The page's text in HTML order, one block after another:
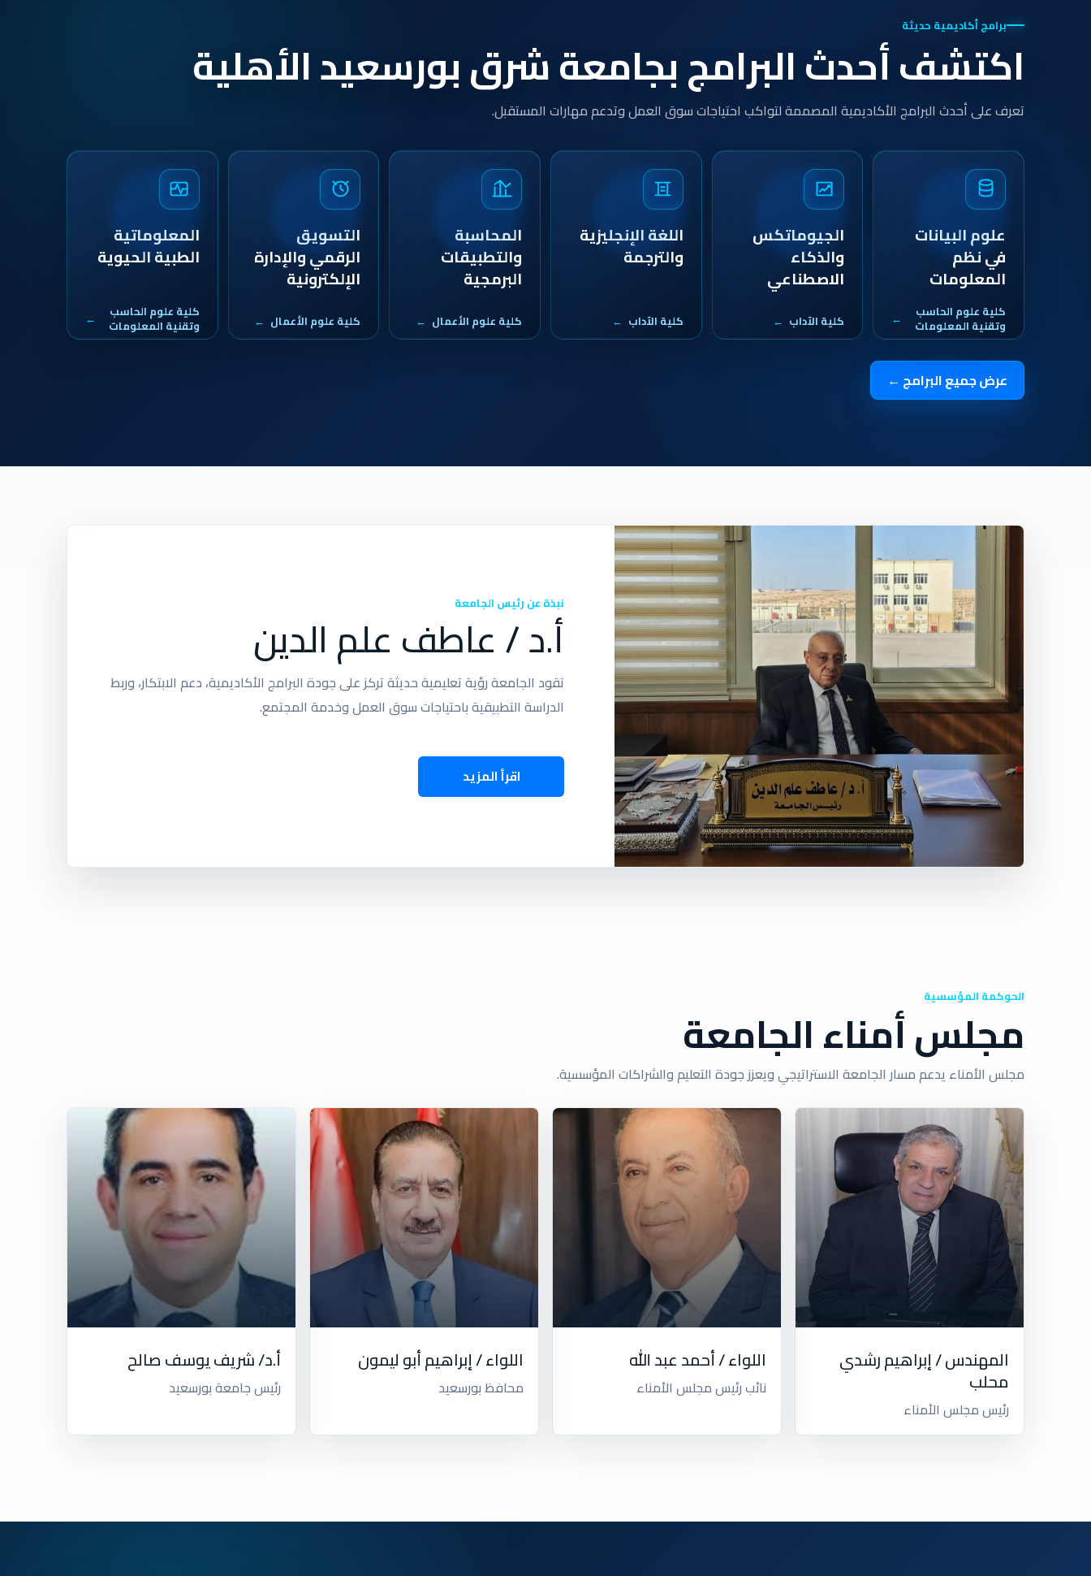
برامج أكاديمية حديثة
اكتشف أحدث البرامج بجامعة شرق بورسعيد الأهلية
تعرف على أحدث البرامج الأكاديمية المصممة لتواكب احتياجات سوق العمل وتدعم مهارات المستقبل.
علوم البيانات
في نظم
المعلومات
كلية علوم الحاسب
وتقنية المعلومات
الجيوماتكس
والذكاء
الاصطناعي
كلية الآداب
اللغة الإنجليزية
والترجمة
كلية الآداب
المحاسبة
والتطبيقات
البرمجية
كلية علوم الأعمال
التسويق
الرقمي والإدارة
الإلكترونية
كلية علوم الأعمال
المعلوماتية
الطبية الحيوية
كلية علوم الحاسب
وتقنية المعلومات
عرض جميع البرامج ←
نبذة عن رئيس الجامعة
أ.د / عاطف علم الدين
تقود الجامعة رؤية تعليمية حديثة تركز على جودة البرامج الأكاديمية، دعم الابتكار، وربط
الدراسة التطبيقية باحتياجات سوق العمل وخدمة المجتمع.
اقرأ المزيد
الحوكمة المؤسسية
مجلس أمناء الجامعة
مجلس الأمناء يدعم مسار الجامعة الاستراتيجي ويعزز جودة التعليم والشراكات المؤسسية.
المهندس / إبراهيم رشدي
محلب
رئيس مجلس الأمناء
اللواء / أحمد عبد الله
نائب رئيس مجلس الأمناء
اللواء / إبراهيم أبو ليمون
محافظ بورسعيد
أ.د/ شريف يوسف صالح
رئيس جامعة بورسعيد